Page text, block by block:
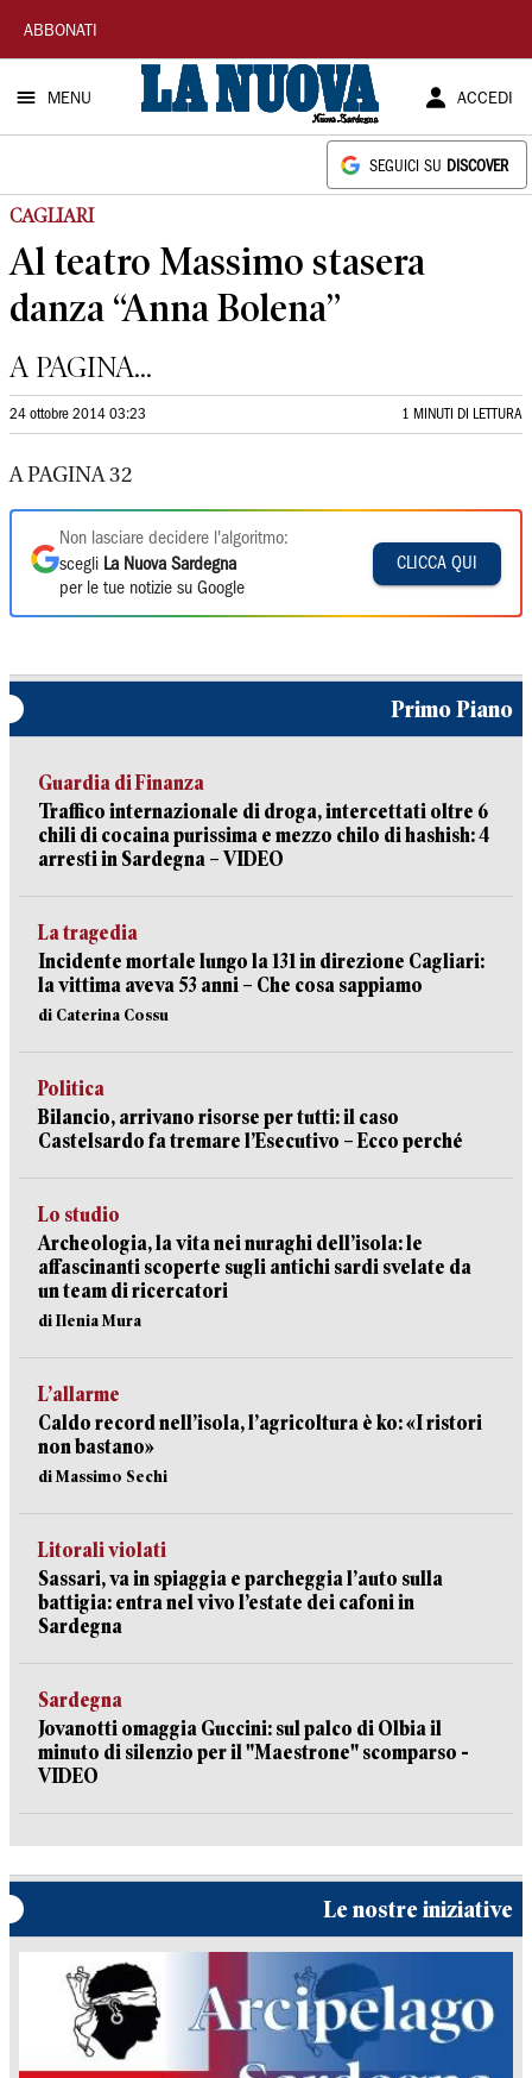
La
Nuova
Sardegna
ABBONATI
MENU ACCEDI
SEGUICI SU DISCOVER
CAGLIARI
Al teatro Massimo stasera
danza “Anna Bolena”
A PAGINA...
24 ottobre 2014 03:23 1 MINUTI DI LETTURA
A PAGINA 32
Non lasciare decidere l'algoritmo:
scegli La Nuova Sardegna
per le tue notizie su Google
CLICCA QUI
Primo Piano
Guardia di Finanza
Traffico internazionale di droga, intercettati oltre 6
chili di cocaina purissima e mezzo chilo di hashish: 4
arresti in Sardegna – VIDEO
La tragedia
Incidente mortale lungo la 131 in direzione Cagliari:
la vittima aveva 53 anni – Che cosa sappiamo
di Caterina Cossu
Politica
Bilancio, arrivano risorse per tutti: il caso
Castelsardo fa tremare l’Esecutivo – Ecco perché
Lo studio
Archeologia, la vita nei nuraghi dell’isola: le
affascinanti scoperte sugli antichi sardi svelate da
un team di ricercatori
di Ilenia Mura
L’allarme
Caldo record nell’isola, l’agricoltura è ko: «I ristori
non bastano»
di Massimo Sechi
Litorali violati
Sassari, va in spiaggia e parcheggia l’auto sulla
battigia: entra nel vivo l’estate dei cafoni in
Sardegna
Sardegna
Jovanotti omaggia Guccini: sul palco di Olbia il
minuto di silenzio per il "Maestrone" scomparso -
VIDEO
Le nostre iniziative